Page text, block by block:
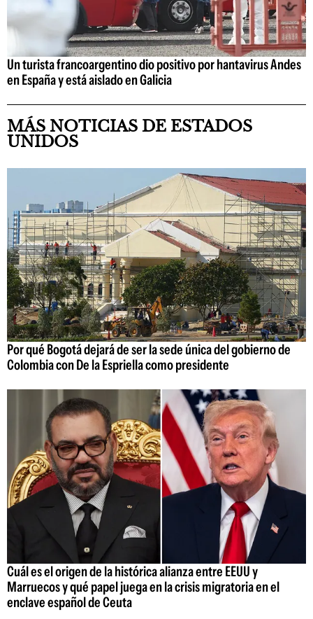
Un turista francoargentino dio positivo por hantavirus Andes
en España y está aislado en Galicia
MÁS NOTICIAS DE ESTADOS
UNIDOS
Por qué Bogotá dejará de ser la sede única del gobierno de
Colombia con De la Espriella como presidente
Cuál es el origen de la histórica alianza entre EEUU y
Marruecos y qué papel juega en la crisis migratoria en el
enclave español de Ceuta